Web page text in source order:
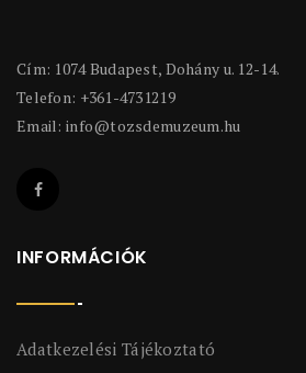
Cím: 1074 Budapest, Dohány u. 12-14.
Telefon: +361-4731219
Email: info@tozsdemuzeum.hu
INFORMÁCIÓK
Adatkezelési Tájékoztató